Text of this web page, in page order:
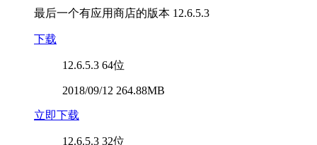
最后一个有应用商店的版本 12.6.5.3
下载
12.6.5.3 64位
2018/09/12 264.88MB
立即下载
12.6.5.3 32位